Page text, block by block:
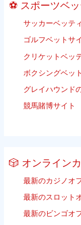
ル
ベ
テ
ィ
グ
⚽ スポーツベ
サッカーベッテ
ゴルフベットサ
クリケットベッ
ボクシングベッ
グレイハウンド
競馬賭博サイト
🎲 オンライン
最新のカジノオ
最新のスロット
最新のビンゴオ